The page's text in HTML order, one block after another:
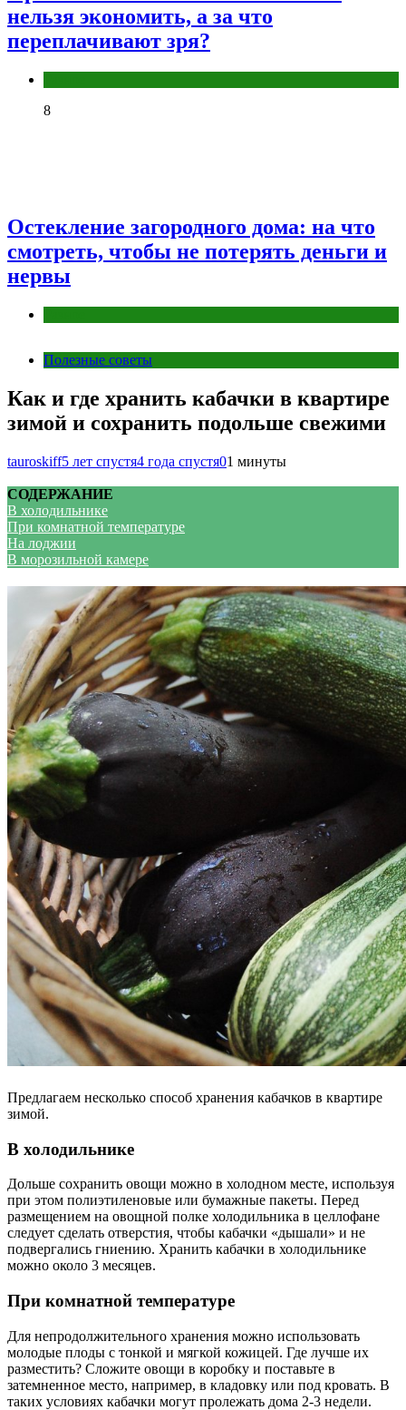
нельзя экономить, а за что
переплачивают зря?
8
Остекление загородного дома: на что
смотреть, чтобы не потерять деньги и
нервы
Полезные советы
Как и где хранить кабачки в квартире
зимой и сохранить подольше свежими
tauroskiff5 лет спустя4 года спустя01 минуты
СОДЕРЖАНИЕ
В холодильнике
При комнатной температуре
На лоджии
В морозильной камере
Предлагаем несколько способ хранения кабачков в квартире
зимой.
В холодильнике
Дольше сохранить овощи можно в холодном месте, используя
при этом полиэтиленовые или бумажные пакеты. Перед
размещением на овощной полке холодильника в целлофане
следует сделать отверстия, чтобы кабачки «дышали» и не
подвергались гниению. Хранить кабачки в холодильнике
можно около 3 месяцев.
При комнатной температуре
Для непродолжительного хранения можно использовать
молодые плоды с тонкой и мягкой кожицей. Где лучше их
разместить? Сложите овощи в коробку и поставьте в
затемненное место, например, в кладовку или под кровать. В
таких условиях кабачки могут пролежать дома 2-3 недели.